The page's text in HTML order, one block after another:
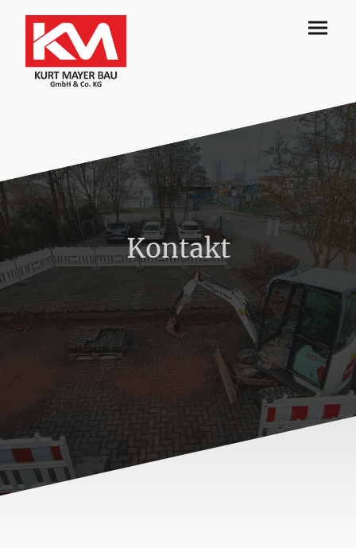
Kontakt